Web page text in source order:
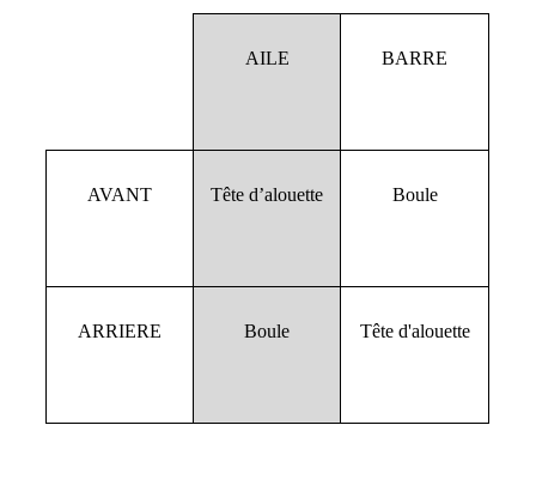
AILE BARRE
AVANT Tête d’alouette Boule
ARRIERE Boule Tête d'alouette